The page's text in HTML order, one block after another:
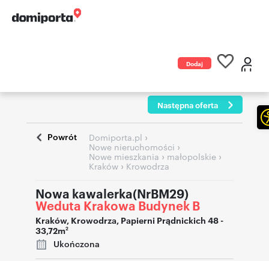
Dodaj
Następna oferta
Powrót Domiporta.pl ›
Nowe nieruchomości ›
Nowe mieszkania › małopolskie ›
Kraków › Krowodrza
Nowa kawalerka(NrBM29)
Weduta Krakowa Budynek B
Kraków, Krowodrza, Papierni Prądnickich 48-
33,72m2
Ukończona